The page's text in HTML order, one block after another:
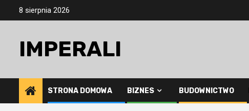
8 sierpnia 2026
IMPERALI
STRONA DOMOWA BIZNES BUDOWNICTWO